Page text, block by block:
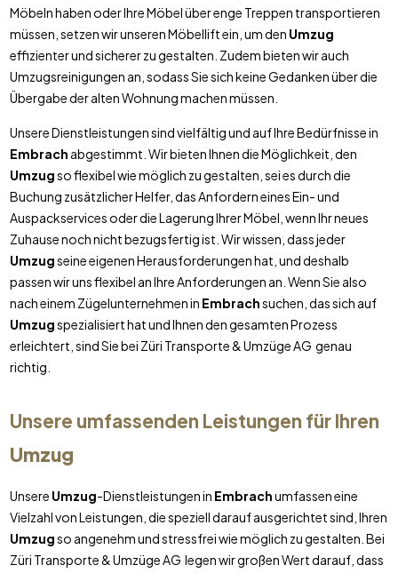
Möbeln haben oder Ihre Möbel über enge Treppen transportieren
müssen, setzen wir unseren Möbellift ein, um den Umzug
effizienter und sicherer zu gestalten. Zudem bieten wir auch
Umzugsreinigungen an, sodass Sie sich keine Gedanken über die
Übergabe der alten Wohnung machen müssen.
Unsere Dienstleistungen sind vielfältig und auf Ihre Bedürfnisse in
Embrach abgestimmt. Wir bieten Ihnen die Möglichkeit, den
Umzugso flexibel wie möglich zu gestalten, sei es durch die
Buchung zusätzlicher Helfer, das Anfordern eines Ein- und
Auspackservices oder die Lagerung Ihrer Möbel, wenn Ihr neues
Zuhause noch nicht bezugsfertig ist. Wir wissen, dass jeder
Umzugseine eigenen Herausforderungen hat, und deshalb
passen wir uns flexibel an Ihre Anforderungen an. Wenn Sie also
nach einem Zügelunternehmen in Embrachsuchen, das sich auf
Umzugspezialisiert hat und Ihnen den gesamten Prozess
erleichtert, sind Sie bei Züri Transporte & Umzüge AG genau
richtig.
Unsere umfassenden Leistungen für Ihren
Umzug
Unsere Umzug-Dienstleistungen in Embrachumfassen eine
Vielzahl von Leistungen, die speziell darauf ausgerichtet sind, Ihren
Umzugso angenehm und stressfrei wie möglich zu gestalten. Bei
Züri Transporte & Umzüge AG legen wir großen Wert darauf, dass